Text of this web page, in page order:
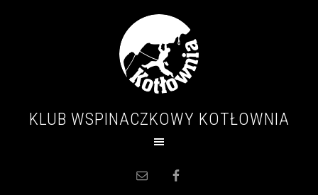
KLUB WSPINACZKOWY KOTŁOWNIA